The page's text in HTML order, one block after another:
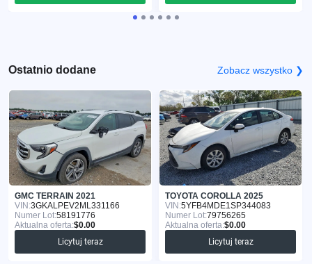
Ostatnio dodane Zobacz wszystko ❯
GMC TERRAIN 2021
VIN:3GKALPEV2ML331166
Numer Lot:58191776
Aktualna oferta:$0.00
Licytuj teraz
TOYOTA COROLLA 2025
VIN:5YFB4MDE1SP344083
Numer Lot:79756265
Aktualna oferta:$0.00
Licytuj teraz